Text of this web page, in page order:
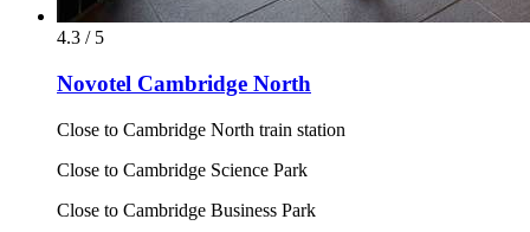
4.3 / 5
Novotel Cambridge North
Close to Cambridge North train station
Close to Cambridge Science Park
Close to Cambridge Business Park